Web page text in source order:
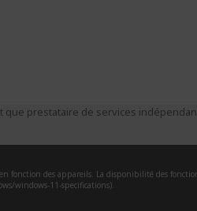
que prestataire de services
fonction des appareils. La disponibilité des
windows-11-specifications).